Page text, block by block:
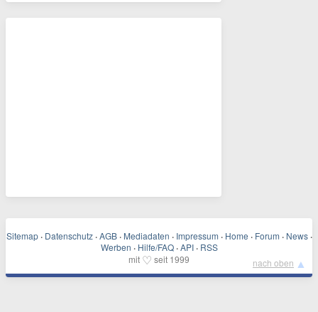
Sitemap · Datenschutz · AGB · Mediadaten · Impressum · Home · Forum · News ·
Werben · Hilfe/FAQ · API · RSS
mit ♡ seit 1999 nach oben ▲